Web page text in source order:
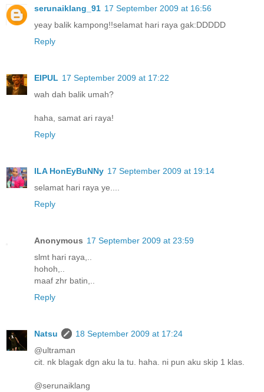
serunaiklang_91 17 September 2009 at 16:56
yeay balik kampong!!selamat hari raya gak:DDDDD
Reply
EIPUL 17 September 2009 at 17:22
wah dah balik umah?
haha, samat ari raya!
Reply
ILA HonEyBuNNy 17 September 2009 at 19:14
selamat hari raya ye....
Reply
Anonymous 17 September 2009 at 23:59
slmt hari raya,..
hohoh,..
maaf zhr batin,..
Reply
Natsu
18 September 2009 at 17:24
@ultraman
cit. nk blagak dgn aku la tu. haha. ni pun aku skip 1 klas.
@serunaiklang